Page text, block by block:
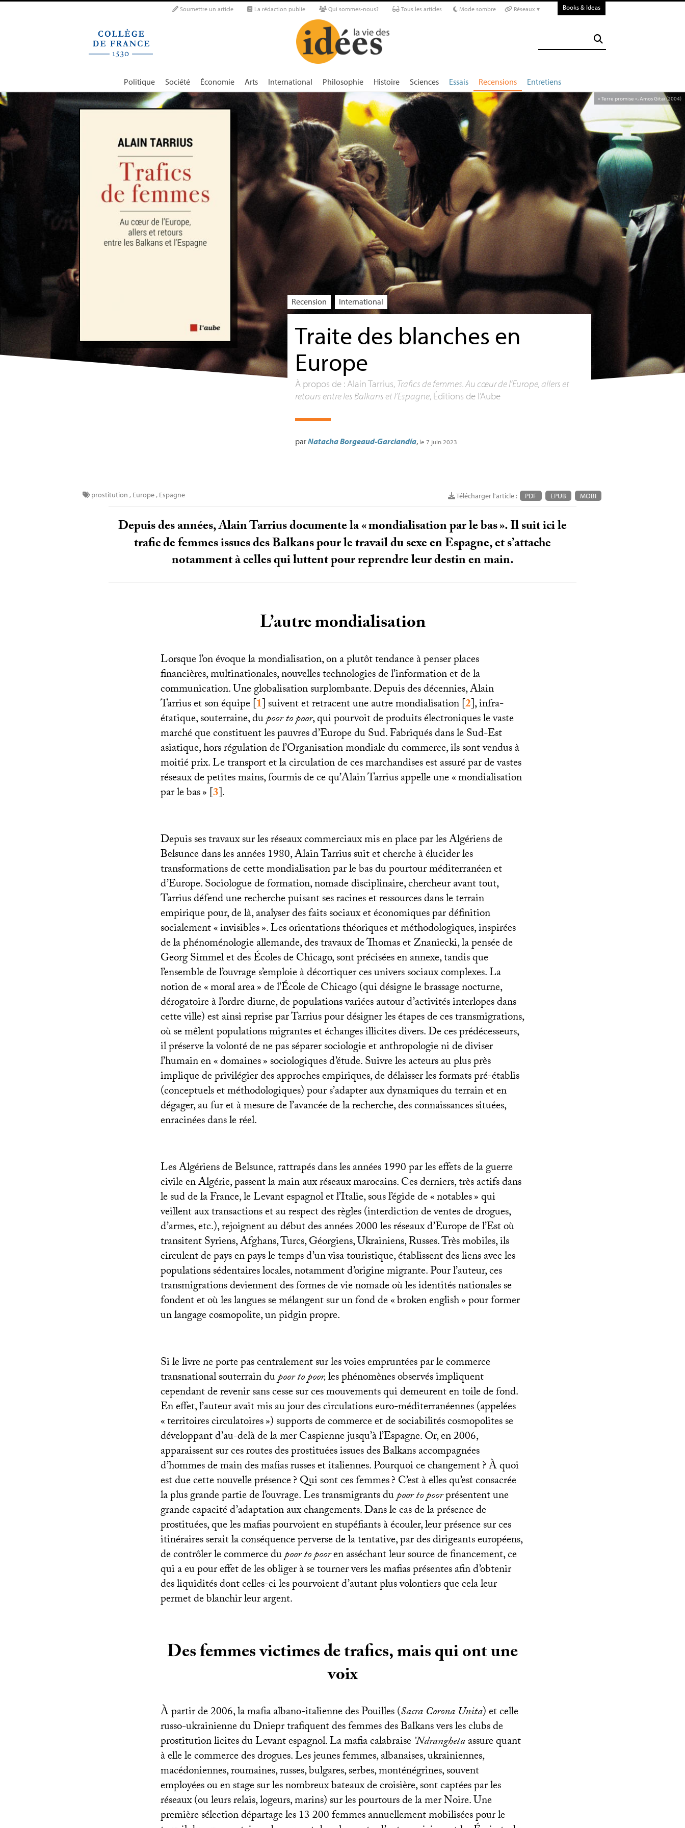
Soumettre un article La rédaction publie Qui sommes-nous? Tous les articles Mode sombre Réseaux ▾ Books & Ideas
Politique Société Économie Arts International Philosophie Histoire Sciences Essais Recensions Entretiens
« Terre promise », Amos Gitaï (2004)
Recension International
Traite des blanches en
Europe
À propos de : Alain Tarrius, Trafics de femmes. Au cœur de l’Europe, allers et
retours entre les Balkans et l’Espagne, Éditions de l’Aube
parNatacha Borgeaud-Garciandía, le 7 juin 2023
Télécharger l'article : PDF EPUB MOBI
prostitution , Europe, Espagne
Depuis des années, Alain Tarrius documente la «mondialisation par le bas». Il suit ici le
trafic de femmes issues des Balkans pour le travail du sexe en Espagne, et s’attache
notamment à celles qui luttent pour reprendre leur destin en main.
L’autre mondialisation
Lorsque l’on évoque la mondialisation, on a plutôt tendance à penser places
financières, multinationales, nouvelles technologies de l’information et de la
communication. Une globalisation surplombante. Depuis des décennies, Alain
Tarrius et son équipe[1]suivent et retracent une autre mondialisation[2], infra-
étatique, souterraine, dupoor to poor, qui pourvoit de produits électroniques le vaste
marché que constituent les pauvres d’Europe du Sud. Fabriqués dans le Sud-Est
asiatique, hors régulation de l’Organisation mondiale du commerce, ils sont vendus à
moitié prix. Le transport et la circulation de ces marchandises est assuré par de vastes
réseaux de petites mains, fourmis de ce qu’Alain Tarrius appelle une «mondialisation
par le bas»[3].
Depuis ses travaux sur les réseaux commerciaux mis en place par les Algériens de
Belsunce dans les années 1980, Alain Tarrius suit et cherche à élucider les
transformations de cette mondialisation par le bas du pourtour méditerranéen et
d’Europe. Sociologue de formation, nomade disciplinaire, chercheur avant tout,
Tarrius défend une recherche puisant ses racines et ressources dans le terrain
empirique pour, de là, analyser des faits sociaux et économiques par définition
socialement «invisibles». Les orientations théoriques et méthodologiques, inspirées
de la phénoménologie allemande, des travaux de Thomas et Znaniecki, la pensée de
Georg Simmel et des Écoles de Chicago, sont précisées en annexe, tandis que
l’ensemble de l’ouvrage s’emploie à décortiquer ces univers sociaux complexes. La
notion de «moral area» de l’École de Chicago (qui désigne le brassage nocturne,
dérogatoire à l’ordre diurne, de populations variées autour d’activités interlopes dans
cette ville) est ainsi reprise par Tarrius pour désigner les étapes de ces transmigrations,
où se mêlent populations migrantes et échanges illicites divers. De ces prédécesseurs,
il préserve la volonté de ne pas séparer sociologie et anthropologie ni de diviser
l’humain en «domaines» sociologiques d’étude. Suivre les acteurs au plus près
implique de privilégier des approches empiriques, de délaisser les formats pré-établis
(conceptuels et méthodologiques) pour s’adapter aux dynamiques du terrain et en
dégager, au fur et à mesure de l’avancée de la recherche, des connaissances situées,
enracinées dans le réel.
Les Algériens de Belsunce, rattrapés dans les années 1990 par les effets de la guerre
civile en Algérie, passent la main aux réseaux marocains. Ces derniers, très actifs dans
le sud de la France, le Levant espagnol et l’Italie, sous l’égide de «notables» qui
veillent aux transactions et au respect des règles (interdiction de ventes de drogues,
d’armes, etc.), rejoignent au début des années 2000 les réseaux d’Europe de l’Est où
transitent Syriens, Afghans, Turcs, Géorgiens, Ukrainiens, Russes. Très mobiles, ils
circulent de pays en pays le temps d’un visa touristique, établissent des liens avec les
populations sédentaires locales, notamment d’origine migrante. Pour l’auteur, ces
transmigrations deviennent des formes de vie nomade où les identités nationales se
fondent et où les langues se mélangent sur un fond de «broken english» pour former
un langage cosmopolite, un pidgin propre.
Si le livre ne porte pas centralement sur les voies empruntées par le commerce
transnational souterrain dupoor to poor,les phénomènes observés impliquent
cependant de revenir sans cesse sur ces mouvements qui demeurent en toile de fond.
En effet, l’auteur avait mis au jour des circulations euro-méditerranéennes (appelées
«territoires circulatoires») supports de commerce et de sociabilités cosmopolites se
développant d’au-delà de la mer Caspienne jusqu’à l’Espagne. Or, en 2006,
apparaissent sur ces routes des prostituées issues des Balkans accompagnées
d’hommes de main des mafias russes et italiennes. Pourquoi ce changement? À quoi
est due cette nouvelle présence? Qui sont ces femmes? C’est à elles qu’est consacrée
la plus grande partie de l’ouvrage. Les transmigrants dupoor to poorprésentent une
grande capacité d’adaptation aux changements. Dans le cas de la présence de
prostituées, que les mafias pourvoient en stupéfiants à écouler, leur présence sur ces
itinéraires serait la conséquence perverse de la tentative, par des dirigeants européens,
de contrôler le commerce dupoor to pooren asséchant leur source de financement, ce
qui a eu pour effet de les obliger à se tourner vers les mafias présentes afin d’obtenir
des liquidités dont celles-ci les pourvoient d’autant plus volontiers que cela leur
permet de blanchir leur argent.
Des femmes victimes de trafics, mais qui ont une
voix
À partir de 2006, la mafia albano-italienne des Pouilles (Sacra Corona Unita) et celle
russo-ukrainienne du Dniepr trafiquent des femmes des Balkans vers les clubs de
prostitution licites du Levant espagnol. La mafia calabraise’Ndranghetaassure quant
à elle le commerce des drogues. Les jeunes femmes, albanaises, ukrainiennes,
macédoniennes, roumaines, russes, bulgares, serbes, monténégrines, souvent
employées ou en stage sur les nombreux bateaux de croisière, sont captées par les
réseaux (ou leurs relais, logeurs, marins) sur les pourtours de la mer Noire. Une
première sélection départage les 13 200 femmes annuellement mobilisées pour le